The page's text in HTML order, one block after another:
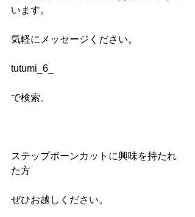
います。
気軽にメッセージください。
tutumi_6_
で検索。
ステップボーンカットに興味を持たれ
た方
ぜひお越しください。